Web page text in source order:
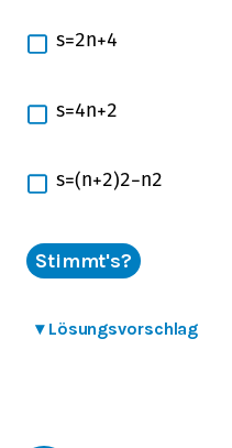
s=2n+4
s=4n+2
s=(n+2)2−n2
Stimmt's?
▾ Lösungsvorschlag